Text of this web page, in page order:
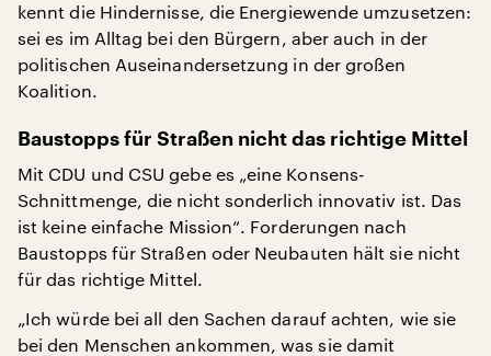
kennt die Hindernisse, die Energiewende umzusetzen:
sei es im Alltag bei den Bürgern, aber auch in der
politischen Auseinandersetzung in der großen
Koalition.
Baustopps für Straßen nicht das richtige Mittel
Mit CDU und CSU gebe es „eine Konsens-
Schnittmenge, die nicht sonderlich innovativ ist. Das
ist keine einfache Mission“. Forderungen nach
Baustopps für Straßen oder Neubauten hält sie nicht
für das richtige Mittel.
„Ich würde bei all den Sachen darauf achten, wie sie
bei den Menschen ankommen, was sie damit